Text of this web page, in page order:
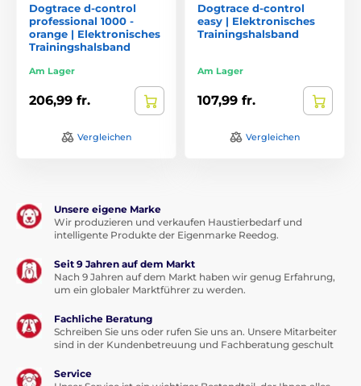
Dogtrace d-control
professional 1000 -
orange | Elektronisches
Trainingshalsband
Am Lager
206,99 fr.
Vergleichen
Dogtrace d-control
easy | Elektronisches
Trainingshalsband
Am Lager
107,99 fr.
Vergleichen
Unsere eigene Marke
Wir produzieren und verkaufen Haustierbedarf und
intelligente Produkte der Eigenmarke Reedog.
Seit 9 Jahren auf dem Markt
Nach 9 Jahren auf dem Markt haben wir genug Erfahrung,
um ein globaler Marktführer zu werden.
Fachliche Beratung
Schreiben Sie uns oder rufen Sie uns an. Unsere Mitarbeiter
sind in der Kundenbetreuung und Fachberatung geschult
Service